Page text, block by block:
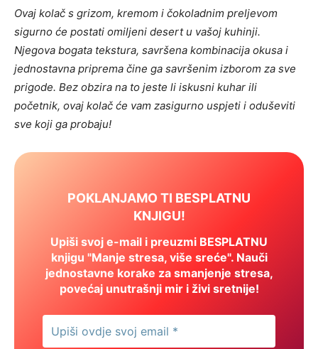
Ovaj kolač s grizom, kremom i čokoladnim preljevom
sigurno će postati omiljeni desert u vašoj kuhinji.
Njegova bogata tekstura, savršena kombinacija okusa i
jednostavna priprema čine ga savršenim izborom za sve
prigode. Bez obzira na to jeste li iskusni kuhar ili
početnik, ovaj kolač će vam zasigurno uspjeti i oduševiti
sve koji ga probaju!
POKLANJAMO TI BESPLATNU
KNJIGU!
Upiši svoj e-mail i preuzmi BESPLATNU
knjigu "Manje stresa, više sreće". Nauči
jednostavne korake za smanjenje stresa,
povećaj unutrašnji mir i živi sretnije!